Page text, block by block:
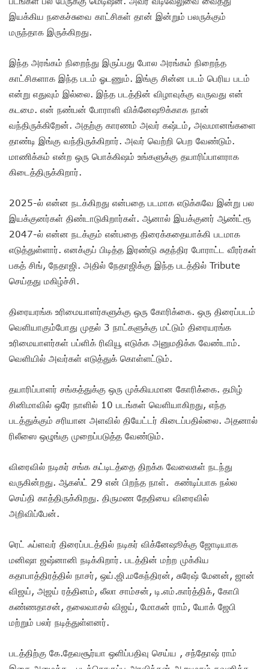
இயக்கிய நகைச்சுவை காட்சிகள் தான் இன்றும் பலருக்கும்
மருந்தாக இருக்கிறது.
இந்த அரங்கம் நிறைந்து இருப்பது போல அரங்கம் நிறைந்த
காட்சிகளாக இந்த படம் ஓடணும். இங்கு சின்ன படம் பெரிய படம்
என்று எதுவும் இல்லை. இந்த படத்தின் விழாவுக்கு வருவது என்
கடமை. என் நண்பன் போராளி விக்னேஷூக்காக நான்
வந்திருக்கிறேன். அதற்கு காரணம் அவர் கஷ்டம், அவமானங்களை
தாண்டி இங்கு வந்திருக்கிறார். அவர் வெற்றி பெற வேண்டும்.
மாணிக்கம் என்ற ஒரு பொக்கிஷம் உங்களுக்கு தயாரிப்பாளராக
கிடைத்திருக்கிறார்.
2025-ல் என்ன நடக்கிறது என்பதை படமாக எடுக்கவே இன்று பல
இயக்குனர்கள் திண்டாடுகிறார்கள். ஆனால் இயக்குனர் ஆண்ட்ரூ
2047-ல் என்ன நடக்கும் என்பதை திரைக்கதையாக்கி படமாக
எடுத்துள்ளார். எனக்குப் பிடித்த இரண்டு சுதந்திர போராட்ட வீரர்கள்
பகத் சிங், நேதாஜி. அதில் நேதாஜிக்கு இந்த படத்தில் Tribute
செய்தது மகிழ்ச்சி.
திரையரங்க உரிமையாளர்களுக்கு ஒரு கோரிக்கை. ஒரு திரைப்படம்
வெளியாகும்போது முதல் 3 நாட்களுக்கு மட்டும் திரையரங்க
உரிமையாளர்கள் பப்ளிக் ரிவியூ எடுக்க அனுமதிக்க வேண்டாம்.
வெளியில் அவர்கள் எடுத்துக் கொள்ளட்டும்.
தயாரிப்பாளர் சங்கத்துக்கு ஒரு முக்கியமான கோரிக்கை. தமிழ்
சினிமாவில் ஒரே நாளில் 10 படங்கள் வெளியாகிறது, எந்த
படத்துக்கும் சரியான அளவில் தியேட்டர் கிடைப்பதில்லை. அதனால்
ரிலீஸை ஒழுங்கு முறைப்படுத்த வேண்டும்.
விரைவில் நடிகர் சங்க கட்டிடத்தை திறக்க வேலைகள் நடந்து
வருகின்றது. ஆகஸ்ட் 29 என் பிறந்த நாள். கண்டிப்பாக நல்ல
செய்தி காத்திருக்கிறது. திருமண தேதியை விரைவில்
அறிவிப்பேன்.
ரெட் ஃப்ளவர் திரைப்படத்தில் நடிகர் விக்னேஷூக்கு ஜோடியாக
மனிஷா ஜஷ்னானி நடிக்கிறார். படத்தின் மற்ற முக்கிய
கதாபாத்திரத்தில் நாசர், ஒய்.ஜி.மகேந்திரன், சுரேஷ் மேனன், ஜான்
விஜய், அஜய் ரத்தினம், லீலா சாம்சன், டி.எம்.கார்த்திக், கோபி
கண்ணதாசன், தலைவாசல் விஜய், மோகன் ராம், யோக் ஜேபி
மற்றும் பலர் நடித்துள்ளனர்.
படத்திற்கு கே.தேவசூர்யா ஒளிப்பதிவு செய்ய , சந்தோஷ் ராம்